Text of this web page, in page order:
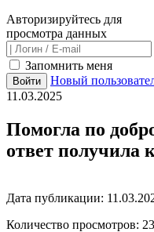
Авторизируйтесь для
просмотра данных
Запомнить меня
Войти
Новый
11.03.2025
Помогла по
ответ получила
Дата публикации:
Количество просмотров: